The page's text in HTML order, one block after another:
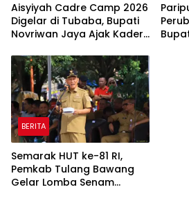
Aisyiyah Cadre Camp 2026
Digelar di Tubaba, Bupati
Novriwan Jaya Ajak Kader
Pembangunan
BERITA
Semarak HUT ke-81 RI,
Pemkab Tulang Bawang
Gelar Lomba Senam